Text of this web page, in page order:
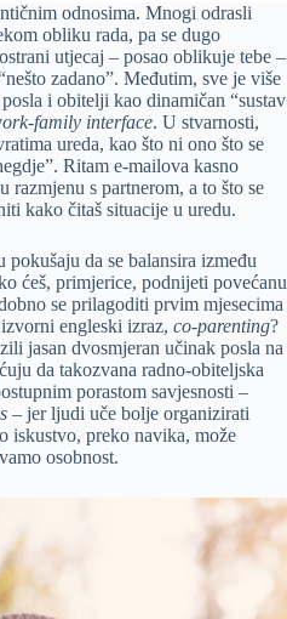
odnosima. Mnogi odrasli
obliku rada, pa se dugo
utjecaj – posao oblikuje tebe –
zadano”. Međutim, sve je više
i obitelji kao dinamičan “sustav
family interface. U stvarnosti,
ureda, kao što ni ono što se
Ritam e-mailova kasno
razmjenu s partnerom, a to što se
kako čitaš situacije u uredu.
da se balansira između
ćeš, primjerice, podnijeti povećanu
se prilagoditi prvim mjesecima
engleski izraz, co-parenting?
jasan dvosmjeran učinak posla na
da takozvana radno-obiteljska
porastom savjesnosti –
– jer ljudi uče bolje organizirati
iskustvo, preko navika, može
osobnost.